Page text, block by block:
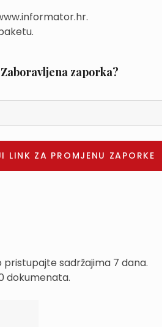
Zaboravljena zaporka?
sadržajima 7 dana.
dokumenata.